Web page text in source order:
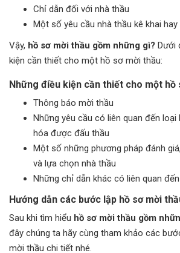
Chỉ dẫn đối với nhà thầu
Một số yêu cầu nhà thầu kê khai
Vậy, hồ sơ mời thầu gồm những gì? Dưới
kiện cần thiết cho một hồ sơ mời thầu:
Những điều kiện cần thiết cho một hồ
Thông báo mời thầu
Những yêu cầu có liên quan đến loại
hóa được đấu thầu
Một số những phương pháp đánh
và lựa chọn nhà thầu
Những chỉ dẫn khác có liên quan
Hướng dẫn các bước lập hồ sơ mời
Sau khi tìm hiểu hồ sơ mời thầu gồm
đây chúng ta hãy cùng tham khảo các
mời thầu chi tiết nhé.